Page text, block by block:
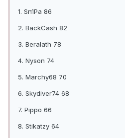
1. Sn1Pa 86
2. BackCash 82
3. Beralath 78
4. Nyson 74
5. Marchy68 70
6. Skydiver74 68
7. Pippo 66
8. Stikatzy 64